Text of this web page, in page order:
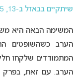
שיתקיים בבאזל ב-13, 15 ו-17 במאי
המשימה הבאה היא
הערב כשהשופטים
המתמודדים שלקחו
הערב. עם זאת, בפרק